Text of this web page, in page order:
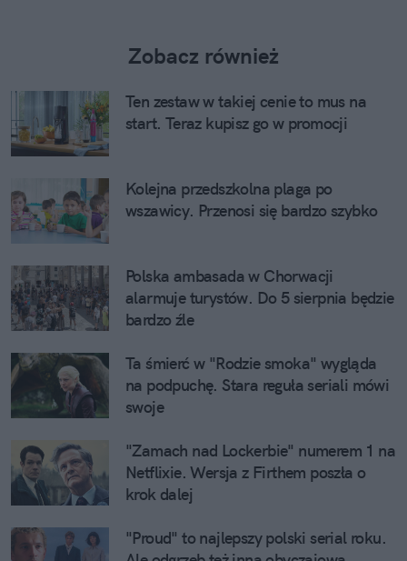
Zobacz również
Ten zestaw w takiej cenie to mus na
start. Teraz kupisz go w promocji
Kolejna przedszkolna plaga po
wszawicy. Przenosi się bardzo szybko
Polska ambasada w Chorwacji
alarmuje turystów. Do 5 sierpnia będzie
bardzo źle
Ta śmierć w "Rodzie smoka" wygląda
na podpuchę. Stara reguła seriali mówi
swoje
"Zamach nad Lockerbie" numerem 1 na
Netflixie. Wersja z Firthem poszła o
krok dalej
"Proud" to najlepszy polski serial roku.